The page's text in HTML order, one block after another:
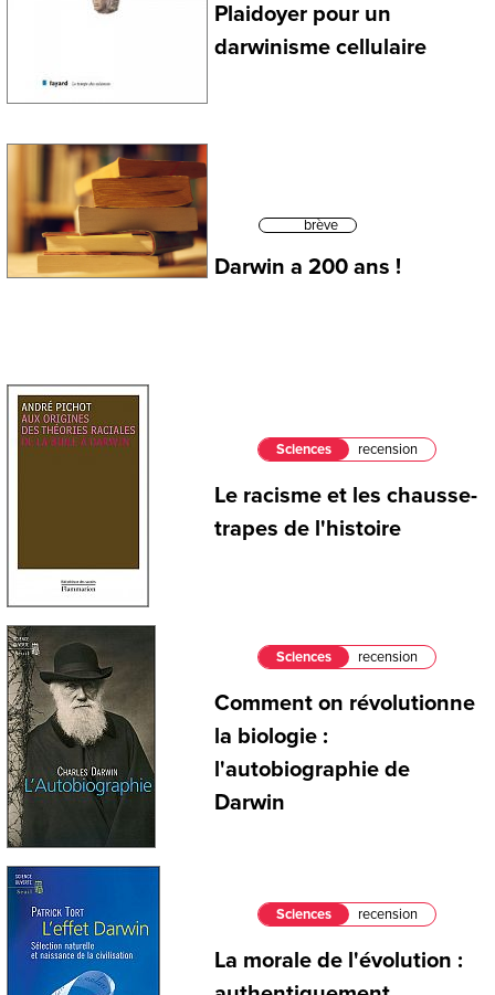
Plaidoyer pour un
darwinisme cellulaire
brève
Darwin a 200 ans !
Sciences recension
Le racisme et les chausse-
trapes de l'histoire
Sciences recension
Comment on révolutionne
la biologie :
l'autobiographie de
Darwin
Sciences recension
La morale de l'évolution :